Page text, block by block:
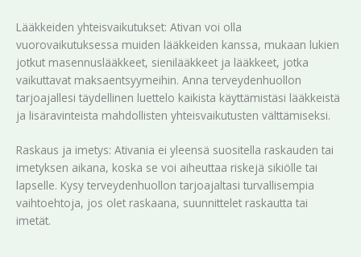
Lääkkeiden yhteisvaikutukset: Ativan voi olla
vuorovaikutuksessa muiden lääkkeiden kanssa, mukaan lukien
jotkut masennuslääkkeet, sienilääkkeet ja lääkkeet, jotka
vaikuttavat maksaentsyymeihin. Anna terveydenhuollon
tarjoajallesi täydellinen luettelo kaikista käyttämistäsi lääkkeistä
ja lisäravinteista mahdollisten yhteisvaikutusten välttämiseksi.
Raskaus ja imetys: Ativania ei yleensä suositella raskauden tai
imetyksen aikana, koska se voi aiheuttaa riskejä sikiölle tai
lapselle. Kysy terveydenhuollon tarjoajaltasi turvallisempia
vaihtoehtoja, jos olet raskaana, suunnittelet raskautta tai
imetät.